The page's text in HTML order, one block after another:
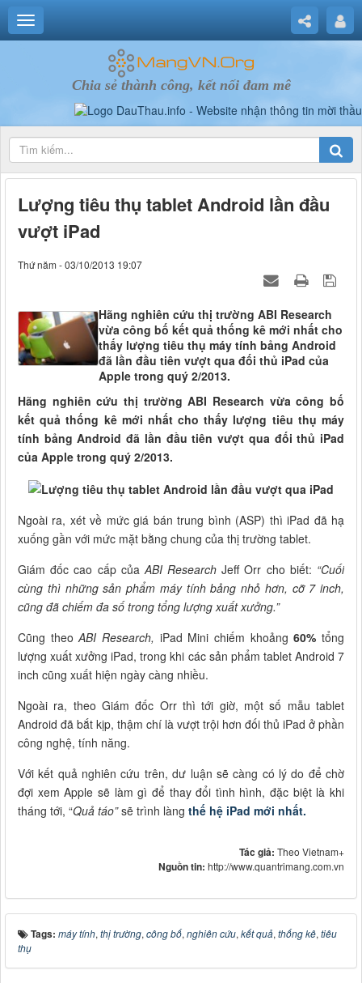
Chia sẻ thành công, kết nối đam mê
Lượng tiêu thụ tablet Android lần đầu
vượt iPad
Thứ năm - 03/10/2013 19:07
Hãng nghiên cứu thị trường ABI Research
vừa công bố kết quả thống kê mới nhất cho
thấy lượng tiêu thụ máy tính bảng Android
đã lần đầu tiên vượt qua đối thủ iPad của
Apple trong quý 2/2013.
Hãng nghiên cứu thị trường ABI Research vừa công bố
kết quả thống kê mới nhất cho thấy lượng tiêu thụ máy
tính bảng Android đã lần đầu tiên vượt qua đối thủ iPad
của Apple trong quý 2/2013.
Ngoài ra, xét về mức giá bán trung bình (ASP) thì iPad đã hạ
xuống gần với mức mặt bằng chung của thị trường tablet.
Giám đốc cao cấp của ABI ResearchJeff Orr cho biết: “Cuối
cùng thì những sản phẩm máy tính bảng nhỏ hơn, cỡ 7 inch,
cũng đã chiếm đa số trong tổng lượng xuất xưởng.”
Cũng theoABI Research, iPad Mini chiếm khoảng60% tổng
lượng xuất xưởng iPad, trong khi các sản phẩm tablet Android 7
inch cũng xuất hiện ngày càng nhiều.
Ngoài ra, theo Giám đốc Orr thì tới giờ, một số mẫu tablet
Android đã bắt kịp, thậm chí là vượt trội hơn đối thủ iPad ở phần
công nghệ, tính năng.
Với kết quả nghiên cứu trên, dư luận sẽ càng có lý do để chờ
đợi xem Apple sẽ làm gì để thay đổi tình hình, đặc biệt là khi
tháng tới, “Quả táo”sẽ trình làng thế hệ iPad mới nhất.
Tác giả: Theo Vietnam+
Nguồn tin: http://www.quantrimang.com.vn
Tags: máy tính, thị trường, công bố, nghiên cứu, kết quả, thống kê, tiêu
thụ